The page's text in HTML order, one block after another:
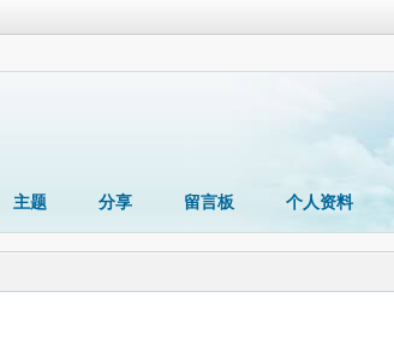
主题 分享 留言板 个人资料